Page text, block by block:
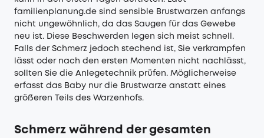
familienplanung.de sind sensible Brustwarzen anfangs
nicht ungewöhnlich, da das Saugen für das Gewebe
neu ist. Diese Beschwerden legen sich meist schnell.
Falls der Schmerz jedoch stechend ist, Sie verkrampfen
lässt oder nach den ersten Momenten nicht nachlässt,
sollten Sie die Anlegetechnik prüfen. Möglicherweise
erfasst das Baby nur die Brustwarze anstatt eines
größeren Teils des Warzenhofs.
Schmerz während der gesamten